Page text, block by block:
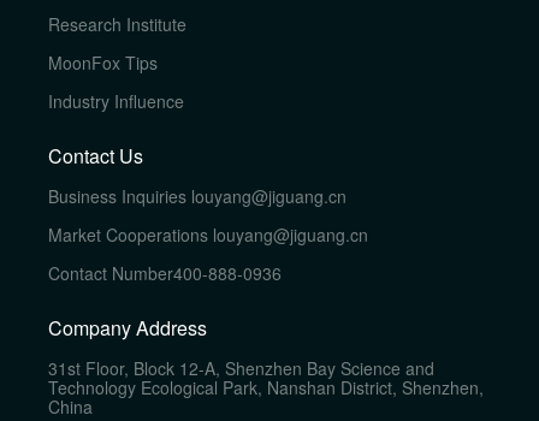
Research Institute
MoonFox Tips
Industry Influence
Contact Us
Business Inquiries louyang@jiguang.cn
Market Cooperations louyang@jiguang.cn
Contact Number400-888-0936
Company Address
31st Floor, Block 12-A, Shenzhen Bay Science and
Technology Ecological Park, Nanshan District, Shenzhen,
China